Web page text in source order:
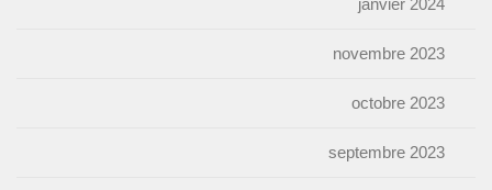
novembre 2023
octobre 2023
septembre 2023